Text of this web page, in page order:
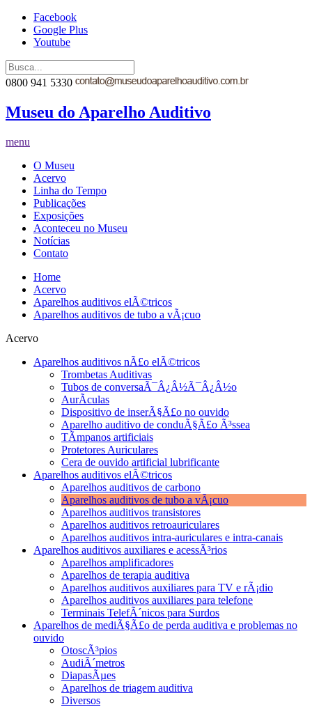
Facebook
Google Plus
Youtube
0800 941 5330
Museu do Aparelho Auditivo
menu
O Museu
Acervo
Linha do Tempo
Publicações
Exposições
Aconteceu no Museu
Notícias
Contato
Home
Acervo
Aparelhos auditivos elÃ©tricos
Aparelhos auditivos de tubo a vÃ¡cuo
Acervo
Aparelhos auditivos nÃ£o elÃ©tricos
Trombetas Auditivas
Tubos de conversaÃ¯Â¿Â½Ã¯Â¿Â½o
AurÃ­culas
Dispositivo de inserÃ§Ã£o no ouvido
Aparelho auditivo de conduÃ§Ã£o Ã³ssea
TÃ­mpanos artificiais
Protetores Auriculares
Cera de ouvido artificial lubrificante
Aparelhos auditivos elÃ©tricos
Aparelhos auditivos de carbono
Aparelhos auditivos de tubo a vÃ¡cuo
Aparelhos auditivos transistores
Aparelhos auditivos retroauriculares
Aparelhos auditivos intra-auriculares e intra-canais
Aparelhos auditivos auxiliares e acessÃ³rios
Aparelhos amplificadores
Aparelhos de terapia auditiva
Aparelhos auditivos auxiliares para TV e rÃ¡dio
Aparelhos auditivos auxiliares para telefone
Terminais TelefÃ´nicos para Surdos
Aparelhos de mediÃ§Ã£o de perda auditiva e problemas no
ouvido
OtoscÃ³pios
AudiÃ´metros
DiapasÃµes
Aparelhos de triagem auditiva
Diversos